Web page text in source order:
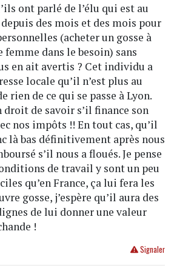
ont parlé de l’élu qui est au
des mois et des mois pour
(acheter un gosse à
femme dans le besoin) sans
en ait avertis ? Cet individu a
locale qu’il n’est plus au
rien de ce qui se passe à Lyon.
droit de savoir s’il finance son
nos impôts !! En tout cas, qu’il
là bas définitivement après nous
s’il nous a floués. Je pense
de travail y sont un peu
qu’en France, ça lui fera les
gosse, j’espère qu’il aura des
de lui donner une valeur
!
Signaler